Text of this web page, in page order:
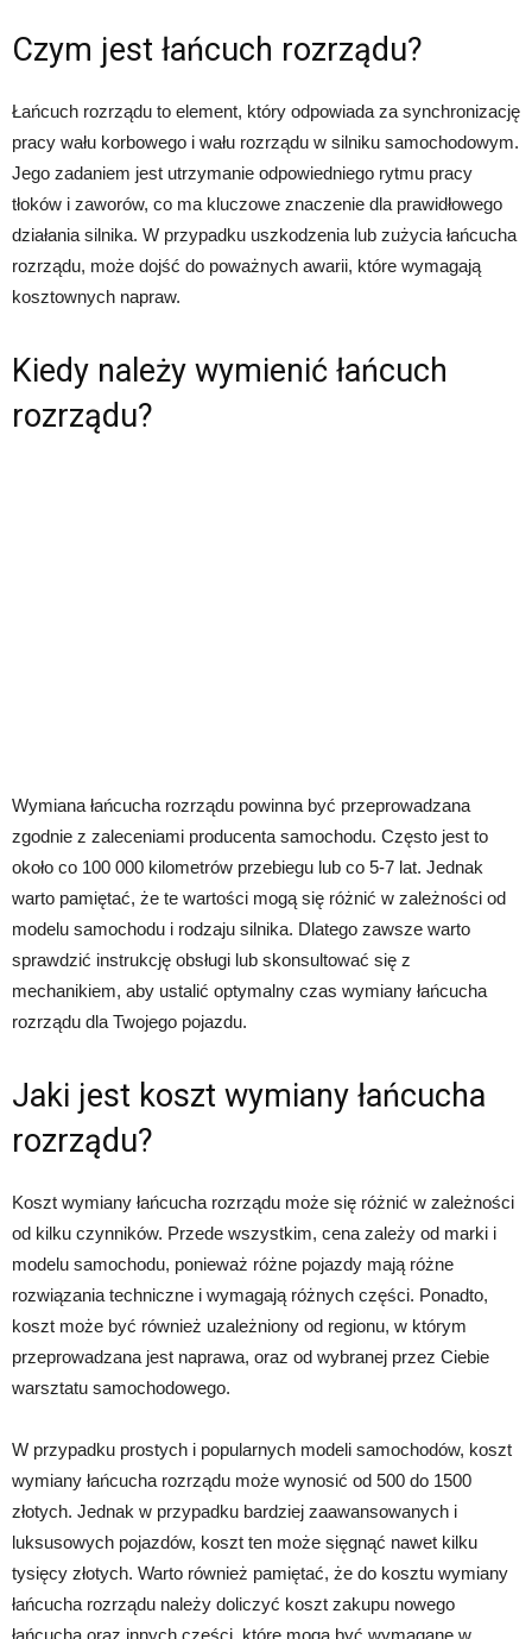
Czym jest łańcuch rozrządu?
Łańcuch rozrządu to element, który odpowiada za synchronizację
pracy wału korbowego i wału rozrządu w silniku samochodowym.
Jego zadaniem jest utrzymanie odpowiedniego rytmu pracy
tłoków i zaworów, co ma kluczowe znaczenie dla prawidłowego
działania silnika. W przypadku uszkodzenia lub zużycia łańcucha
rozrządu, może dojść do poważnych awarii, które wymagają
kosztownych napraw.
Kiedy należy wymienić łańcuch
rozrządu?
Wymiana łańcucha rozrządu powinna być przeprowadzana
zgodnie z zaleceniami producenta samochodu. Często jest to
około co 100 000 kilometrów przebiegu lub co 5-7 lat. Jednak
warto pamiętać, że te wartości mogą się różnić w zależności od
modelu samochodu i rodzaju silnika. Dlatego zawsze warto
sprawdzić instrukcję obsługi lub skonsultować się z
mechanikiem, aby ustalić optymalny czas wymiany łańcucha
rozrządu dla Twojego pojazdu.
Jaki jest koszt wymiany łańcucha
rozrządu?
Koszt wymiany łańcucha rozrządu może się różnić w zależności
od kilku czynników. Przede wszystkim, cena zależy od marki i
modelu samochodu, ponieważ różne pojazdy mają różne
rozwiązania techniczne i wymagają różnych części. Ponadto,
koszt może być również uzależniony od regionu, w którym
przeprowadzana jest naprawa, oraz od wybranej przez Ciebie
warsztatu samochodowego.
W przypadku prostych i popularnych modeli samochodów, koszt
wymiany łańcucha rozrządu może wynosić od 500 do 1500
złotych. Jednak w przypadku bardziej zaawansowanych i
luksusowych pojazdów, koszt ten może sięgnąć nawet kilku
tysięcy złotych. Warto również pamiętać, że do kosztu wymiany
łańcucha rozrządu należy doliczyć koszt zakupu nowego
łańcucha oraz innych części, które mogą być wymagane w